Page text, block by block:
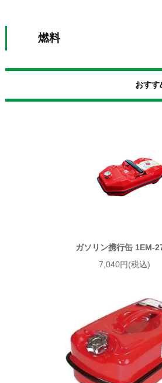
燃料
おすす
ガソリン携行缶 1EM-
7,040円(税